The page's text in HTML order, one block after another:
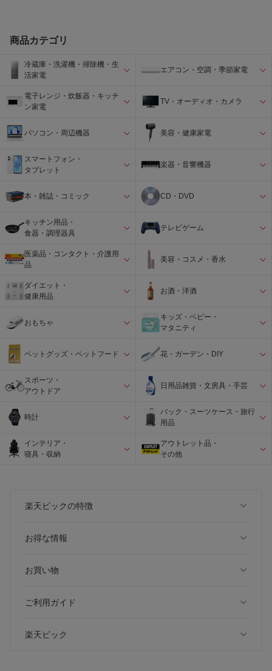
商品カテゴリ
冷蔵庫・洗濯機・掃除機・生
活家電
エアコン・空調・季節家電
電子レンジ・炊飯器・キッチ
ン家電
TV・オーディオ・カメラ
パソコン・周辺機器 美容・健康家電
スマートフォン・
タブレット
楽器・音響機器
本・雑誌・コミック CD・DVD
キッチン用品・
食器・調理器具
テレビゲーム
医薬品・コンタクト・介護用
品
美容・コスメ・香水
ダイエット・
健康用品
お酒・洋酒
おもちゃ
キッズ・ベビー・
マタニティ
ペットグッズ・ペットフード 花・ガーデン・DIY
スポーツ・
アウトドア
日用品雑貨・文房具・手芸
時計
バック・スーツケース・旅行
用品
インテリア・
寝具・収納
アウトレット品・
その他
楽天ビックの特徴
お得な情報
お買い物
ご利用ガイド
楽天ビック